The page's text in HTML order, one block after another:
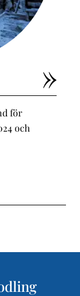
för
och